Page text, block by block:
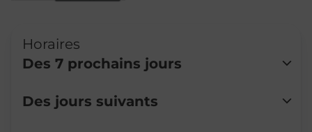
Horaires
Des 7 prochains jours
Lundi
Fermé
Des jours suivants